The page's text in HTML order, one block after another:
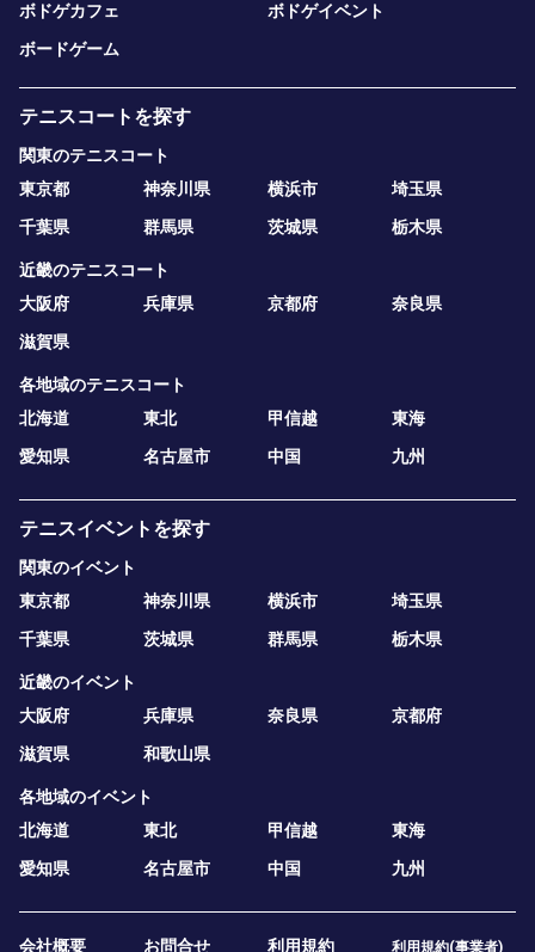
ボドゲカフェ
ボドゲイベント
ボードゲーム
テニスコートを探す
関東のテニスコート
東京都
神奈川県 横浜市
埼玉県
千葉県
群馬県 茨城県 栃木県
近畿のテニスコート
大阪府
兵庫県 京都府
奈良県
滋賀県
各地域のテニスコート
北海道
東北 甲信越
東海
愛知県
名古屋市 中国 九州
テニスイベントを探す
関東のイベント
東京都
神奈川県 横浜市
埼玉県
千葉県
茨城県 群馬県 栃木県
近畿のイベント
大阪府
兵庫県 奈良県
京都府
滋賀県
和歌山県
各地域のイベント
北海道
東北 甲信越
東海
愛知県
名古屋市 中国 九州
会社概要 お問合せ 利用規約 利用規約(事業者)